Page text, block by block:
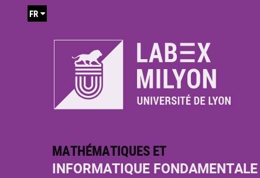
MATHÉMATIQUES ET
INFORMATIQUE FONDAMENTALE
FR